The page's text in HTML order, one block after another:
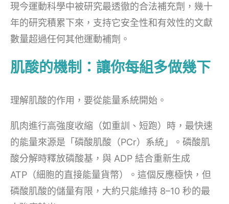
現今運動科學中被研究最透徹的合法補充劑，幾十
年的研究積累下來，支持它安全性和有效性的文獻
數量超過任何其他運動補劑。
肌酸的機制：讓你每組多做幾下
理解肌酸的作用，要從能量系統開始。
肌肉進行高強度收縮（如重訓、短跑）時，最快速
的能量來源是「磷酸肌酸（PCr）系統」。磷酸肌
酸分解時釋放磷酸基，與 ADP 結合重新生成
ATP（細胞的直接能量貨幣）。這個反應極快，但
磷酸肌酸的儲量有限，大約只能維持 8–10 秒的最